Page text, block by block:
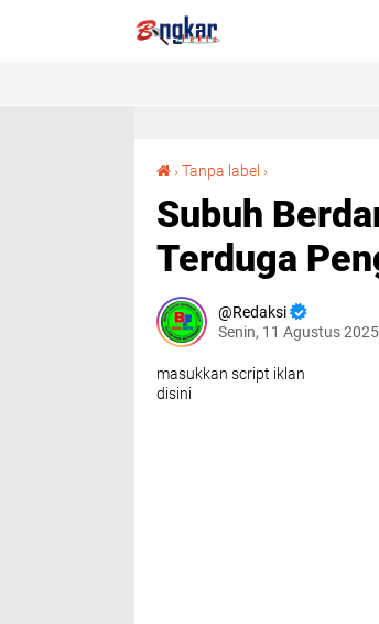
›Tanpa label ›
Subuh
Terduga
Redaksi
Senin, 11 Agustus
masukkan script iklan
disini